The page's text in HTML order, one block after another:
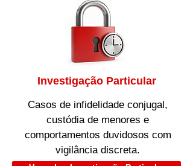
Investigação Particular
Casos de infidelidade conjugal,
custódia de menores e
comportamentos duvidosos com
vigilância discreta.